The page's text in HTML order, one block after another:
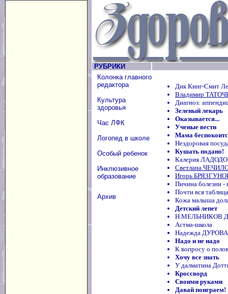
РУБРИКИ
Колонка главного
редактора
Культура
здоровья
Час ЛФК
Логопед в школе
Особый ребенок
Инклюзивное
образование
Архив
Дик Кинг-Смит
Владимир
Диагноз:
Зеленый лекарь
Оказывается...
Ученые вести
Мама
Нездоровая
Кушать подано!
Калерия
Светлана
Игорь
Пичина болезни -
Почти вся
Кожа малыша
Детский лепет
Н.МЕЛЬНИКОВ
Астма-школа
Надежда ДУРОВА
Надо и не надо
К вопросу о
Хочу все знать
У далматина
Кроссворд
Своими руками
Давай поиграем!